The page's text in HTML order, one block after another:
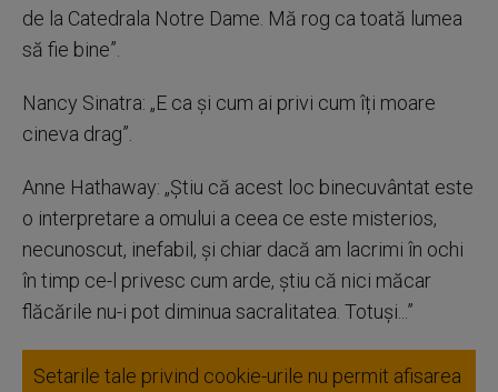
de la Catedrala Notre Dame. Mă rog ca toată lumea
să fie bine”.
Nancy Sinatra: „E ca și cum ai privi cum îți moare
cineva drag”.
Anne Hathaway: „Știu că acest loc binecuvântat este
o interpretare a omului a ceea ce este misterios,
necunoscut, inefabil, și chiar dacă am lacrimi în ochi
în timp ce-l privesc cum arde, știu că nici măcar
flăcările nu-i pot diminua sacralitatea. Totuși...”
Setarile tale privind cookie-urile nu permit afisarea